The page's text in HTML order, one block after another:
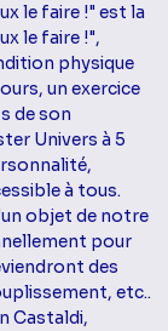
le faire !" est la
le faire !",
physique
un exercice
de son
Univers à 5
à tous.
objet de notre
pour
des
etc..
Castaldi,